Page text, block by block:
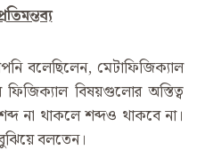
বলেছিলেন, মেটাফিজিক্যাল
বিষয়গুলোর অস্তিত্ব
না থাকলে শব্দও থাকবে না।
বলতেন।